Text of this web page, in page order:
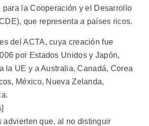
para la Cooperación y el Desarrollo
que representa a países ricos.
del ACTA, cuya creación fue
por Estados Unidos y Japón,
la UE y a Australia, Canadá, Corea
México, Nueva Zelanda,
advierten que, al no distinguir